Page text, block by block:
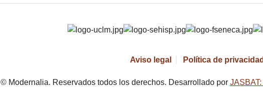
Aviso legal Política de privacidad
© Modernalia. Reservados todos los derechos. Desarrollado por